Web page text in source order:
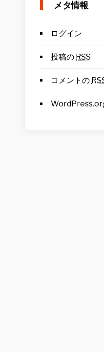
メタ情報
ログイン
投稿の RSS
コメントの